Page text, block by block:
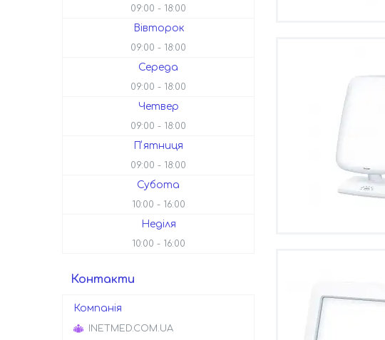
09:00 18:00
Вівторок
09:00 18:00
Середа
09:00 18:00
Четвер
09:00 18:00
Пʼятниця
09:00 18:00
Субота
10:00 16:00
Неділя
10:00 16:00
Контакти
INETMED.COM.UA